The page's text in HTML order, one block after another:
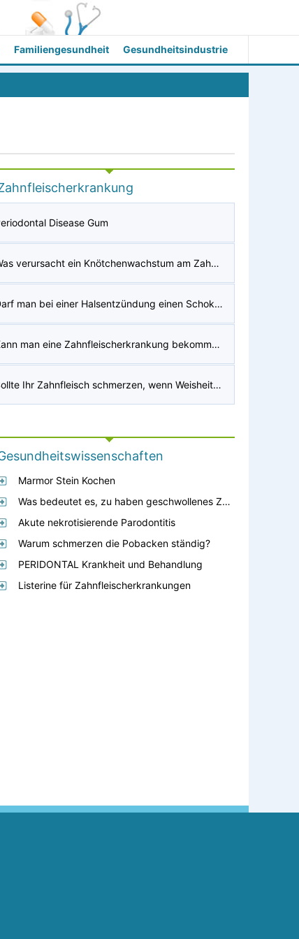
Familiengesundheit Gesundheitsindustrie
Disease Gum
Was verursacht ein Knötchenwachstum am Zahnfleisch hinter dem letzten Zahn im Mund meines 5-Jährigen?
Darf man bei einer Halsentzündung einen Schokoriegel essen?
Kann man eine Zahnfleischerkrankung bekommen, wenn eine Person Mundgeruch hat?
Sollte Ihr Zahnfleisch schmerzen, wenn Weisheitszähne durchbrechen?
Marmor Stein Kochen
Was bedeutet es, zu haben geschwollenes Zahnfleisch ?
Akute nekrotisierende Parodontitis
Warum schmerzen die Pobacken ständig?
PERIDONTAL Krankheit und Behandlung
Listerine für Zahnfleischerkrankungen